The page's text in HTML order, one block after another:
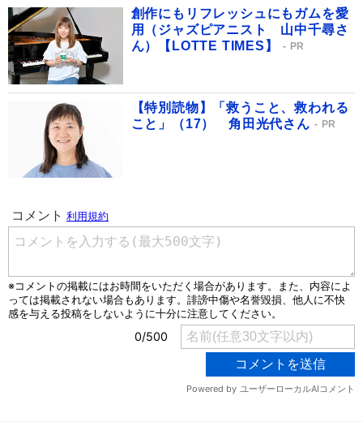
創作にもリフレッシュにもガムを愛
用（ジャズピアニスト 山中千尋さ
ん）【LOTTE TIMES】
PR
【特別読物】「救うこと、救われる
こと」（17） 角田光代さん
PR